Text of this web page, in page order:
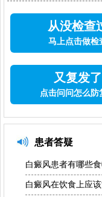
从没检查
马上点击做检
又复发了
点击问问怎么防
患者答疑
白癜风患者有哪些
白癜风在饮食上应